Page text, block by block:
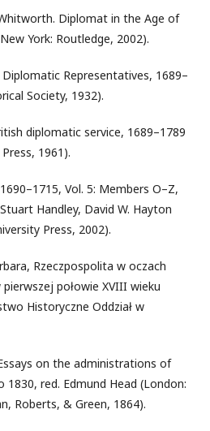
Diplomat in the Age of
York: Routledge, 2002).
Representatives, 1689–
Society, 1932).
diplomatic service, 1689–1789
1961).
Vol. 5: Members O–Z,
Handley, David W. Hayton
Press, 2002).
Rzeczpospolita w oczach
połowie XVIII wieku
Historyczne Oddział w
on the administrations of
red. Edmund Head (London:
Roberts, & Green, 1864).